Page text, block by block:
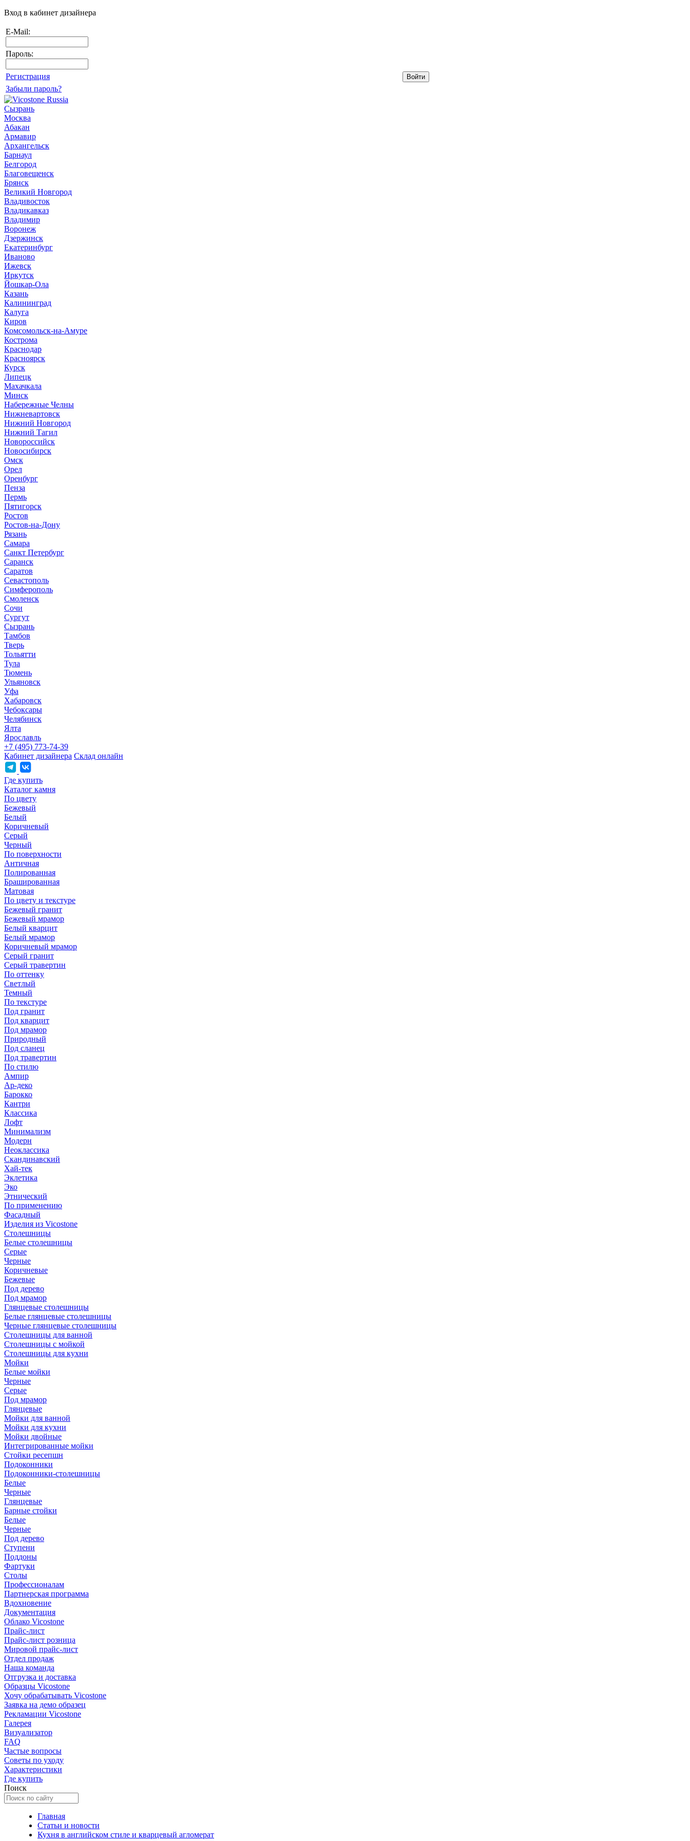
Вход в кабинет дизайнера
E-Mail:
Пароль:
Регистрация
Забыли пароль?
Сызрань
Москва
Абакан
Армавир
Архангельск
Барнаул
Белгород
Благовещенск
Брянск
Великий Новгород
Владивосток
Владикавказ
Владимир
Воронеж
Дзержинск
Екатеринбург
Иваново
Ижевск
Иркутск
Йошкар-Ола
Казань
Калининград
Калуга
Киров
Комсомольск-на-Амуре
Кострома
Краснодар
Красноярск
Курск
Липецк
Махачкала
Минск
Набережные Челны
Нижневартовск
Нижний Новгород
Нижний Тагил
Новороссийск
Новосибирск
Омск
Орел
Оренбург
Пенза
Пермь
Пятигорск
Ростов
Ростов-на-Дону
Рязань
Самара
Санкт Петербург
Саранск
Саратов
Севастополь
Симферополь
Смоленск
Сочи
Сургут
Сызрань
Тамбов
Тверь
Тольятти
Тула
Тюмень
Ульяновск
Уфа
Хабаровск
Чебоксары
Челябинск
Ялта
Ярославль
+7 (495) 773-74-39
Кабинет дизайнера Склад онлайн
Где купить
Каталог камня
По цвету
Бежевый
Белый
Коричневый
Серый
Черный
По поверхности
Античная
Полированная
Брашированная
Матовая
По цвету и текстуре
Бежевый гранит
Бежевый мрамор
Белый кварцит
Белый мрамор
Коричневый мрамор
Серый гранит
Серый травертин
По оттенку
Светлый
Темный
По текстуре
Под гранит
Под кварцит
Под мрамор
Природный
Под сланец
Под травертин
По стилю
Ампир
Ар-деко
Барокко
Кантри
Классика
Лофт
Минимализм
Модерн
Неоклассика
Скандинавский
Хай-тек
Эклетика
Эко
Этнический
По применению
Фасадный
Изделия из Vicostone
Столешницы
Белые столешницы
Серые
Черные
Коричневые
Бежевые
Под дерево
Под мрамор
Глянцевые столешницы
Белые глянцевые столешницы
Черные глянцевые столешницы
Столешницы для ванной
Столешницы с мойкой
Столешницы для кухни
Мойки
Белые мойки
Черные
Серые
Под мрамор
Глянцевые
Мойки для ванной
Мойки для кухни
Мойки двойные
Интегрированные мойки
Стойки ресепшн
Подоконники
Подоконники-столешницы
Белые
Черные
Глянцевые
Барные стойки
Белые
Черные
Под дерево
Ступени
Поддоны
Фартуки
Столы
Профессионалам
Партнерская программа
Вдохновение
Документация
Облако Vicostone
Прайс-лист
Прайс-лист розница
Мировой прайс-лист
Отдел продаж
Наша команда
Отгрузка и доставка
Образцы Vicostone
Хочу обрабатывать Vicostone
Заявка на демо образец
Рекламации Vicostone
Галерея
Визуализатор
FAQ
Частые вопросы
Советы по уходу
Характеристики
Где купить
Поиск
Главная
Статьи и новости
Кухня в английском стиле и кварцевый агломерат